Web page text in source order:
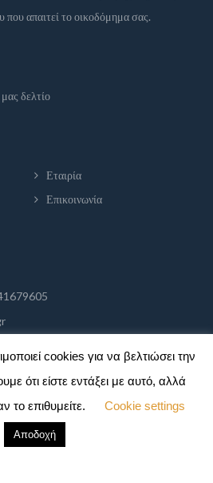
απαιτεί το οικοδόμημα σας.
δελτίο
Εταιρία
Επικοινωνία
cookies για να βελτιώσει την
ότι είστε εντάξει με αυτό, αλλά
το επιθυμείτε.
Cookie settings
Αποδοχή